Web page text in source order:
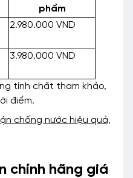
phẩm
2.980.000 VND
3.980.000 VND
tính chất tham khảo,
điểm.
chống nước hiệu quả,
chính hãng giá